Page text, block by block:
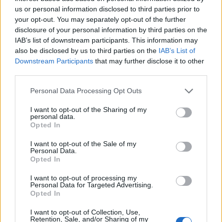
us or personal information disclosed to third parties prior to
your opt-out. You may separately opt-out of the further
disclosure of your personal information by third parties on the
IAB’s list of downstream participants. This information may
also be disclosed by us to third parties on the IAB’s List of
Downstream Participants that may further disclose it to other
Personal Data Processing Opt Outs
I want to opt-out of the Sharing of my
personal data.
Opted In
I want to opt-out of the Sale of my
Personal Data.
Opted In
I want to opt-out of processing my
Personal Data for Targeted Advertising.
Opted In
I want to opt-out of Collection, Use,
Retention, Sale, and/or Sharing of my
της ΔΕΗ για την είσοδο στην πολωνική αγορά
ενέργειας
07/08/2026 - 16:38 ΕΠΙΧΕΙΡΗΣΕΙΣ
Στρατηγική επένδυση του EFA GROUP στη Fractal
για την ανάπτυξη προηγμένων αμυντικών
1,1534 δολάρια
07/08/2026 - 15:45
Χρηματιστήριο: Στις 2.623,19 μονάδες ο Γενικός
Δείκτης Τιμών, με άνοδο 0,57%
Νέο κύμα καύσωνα στην Ευρώπη – Θερμοκρασίες
άνω των 40°C σε Ιταλία, Ισπανία και Βαλκάνια
07/08/2026 - 14:58 ΚΟΣΜΟΣ